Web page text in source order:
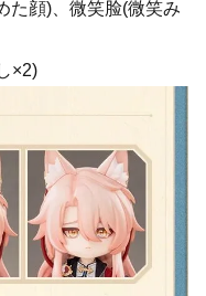
た顔)、微笑脸(微笑み
×2)